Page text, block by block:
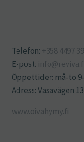
Telefon: +358 4497
E-post:
Öppettider: må-to
Adress: Vasavägen
www.oivahymy.fi